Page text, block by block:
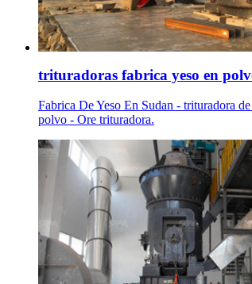
trituradoras fabrica yeso en
Fabrica De Yeso En Sudan - trituradora
polvo - Ore trituradora.